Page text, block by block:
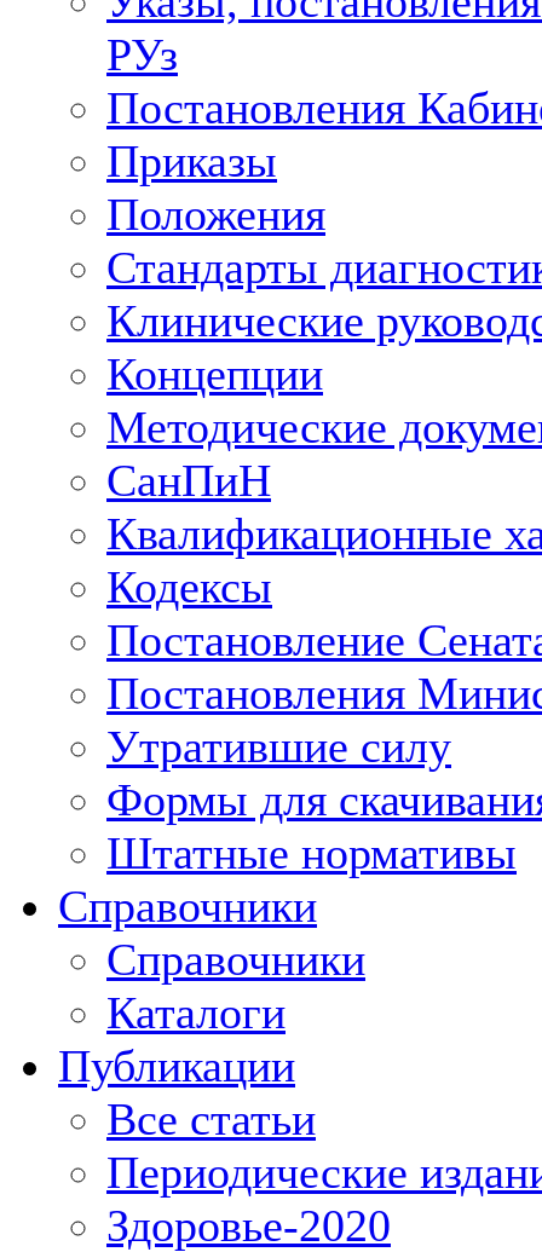
РУз
Постановления
Приказы
Положения
Стандарты
Клинические
Концепции
Методические
СанПиН
Квалификационные
Кодексы
Постановление
Постановления
Утратившие силу
Формы для
Штатные нормативы
Справочники
Справочники
Каталоги
Публикации
Все статьи
Периодические
Здоровье-2020